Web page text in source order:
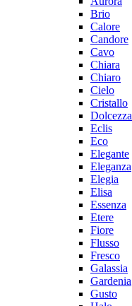
Brio
Calore
Candore
Cavo
Chiara
Chiaro
Cielo
Cristallo
Dolcezza
Eclis
Eco
Elegante
Eleganza
Elegia
Elisa
Essenza
Etere
Fiore
Flusso
Fresco
Galassia
Gardenia
Gusto